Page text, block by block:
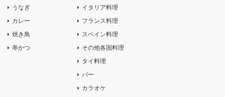
うなぎ
カレー
焼き鳥
串かつ
イタリア料理
フランス料理
スペイン料理
その他各国料理
タイ料理
バー
カラオケ